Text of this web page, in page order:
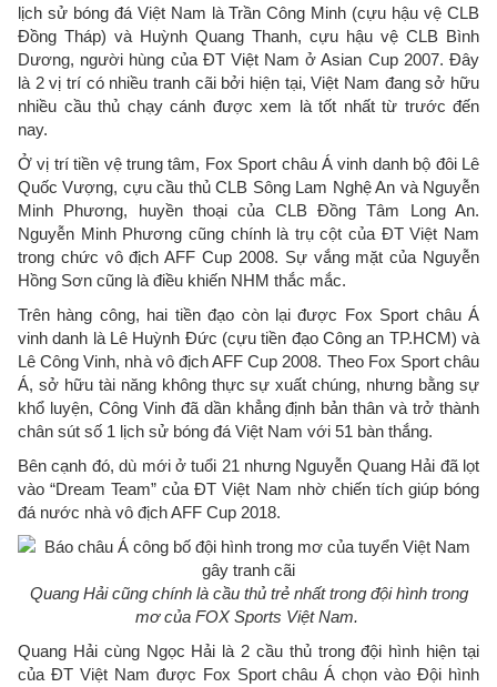
lịch sử bóng đá Việt Nam là Trần Công Minh (cựu hậu vệ CLB
Đồng Tháp) và Huỳnh Quang Thanh, cựu hậu vệ CLB Bình
Dương, người hùng của ĐT Việt Nam ở Asian Cup 2007. Đây
là 2 vị trí có nhiều tranh cãi bởi hiện tại, Việt Nam đang sở hữu
nhiều cầu thủ chạy cánh được xem là tốt nhất từ trước đến
nay.
Ở vị trí tiền vệ trung tâm, Fox Sport châu Á vinh danh bộ đôi Lê
Quốc Vượng, cựu cầu thủ CLB Sông Lam Nghệ An và Nguyễn
Minh Phương, huyền thoại của CLB Đồng Tâm Long An.
Nguyễn Minh Phương cũng chính là trụ cột của ĐT Việt Nam
trong chức vô địch AFF Cup 2008. Sự vắng mặt của Nguyễn
Hồng Sơn cũng là điều khiến NHM thắc mắc.
Trên hàng công, hai tiền đạo còn lại được Fox Sport châu Á
vinh danh là Lê Huỳnh Đức (cựu tiền đạo Công an TP.HCM) và
Lê Công Vinh, nhà vô địch AFF Cup 2008. Theo Fox Sport châu
Á, sở hữu tài năng không thực sự xuất chúng, nhưng bằng sự
khổ luyện, Công Vinh đã dần khẳng định bản thân và trở thành
chân sút số 1 lịch sử bóng đá Việt Nam với 51 bàn thắng.
Bên cạnh đó, dù mới ở tuổi 21 nhưng Nguyễn Quang Hải đã lọt
vào “Dream Team” của ĐT Việt Nam nhờ chiến tích giúp bóng
đá nước nhà vô địch AFF Cup 2018.
Quang Hải cũng chính là cầu thủ trẻ nhất trong đội hình trong
mơ của FOX Sports Việt Nam.
Quang Hải cùng Ngọc Hải là 2 cầu thủ trong đội hình hiện tại
của ĐT Việt Nam được Fox Sport châu Á chọn vào Đội hình